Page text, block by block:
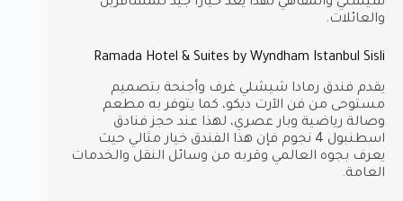
والعائلات.
Ramada Hotel & Suites by Wyndham Istanbul Sisli
يقدم فندق رمادا شيشلي غرف وأجنحة بتصميم
مستوحى من فن الآرت ديكو، كما يتوفر به مطعم
وصالة رياضية وبار عصري، لهذا عند حجز فنادق
اسطنبول 4 نجوم فإن هذا الفندق خيار مثالي حيث
يعرف بجوه العالمي وقربه من وسائل النقل والخدمات
العامة.